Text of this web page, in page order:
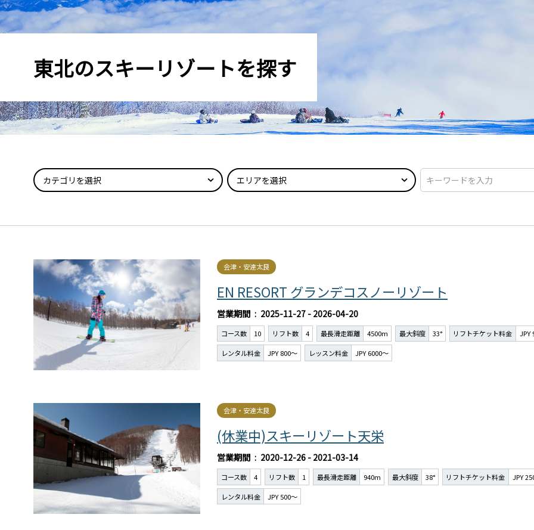
東北のスキーリゾートを探す
カテゴリを選択 エリアを選択
EN RESORT グランデコスノーリゾート
会津・安達太良
営業期間 2025-11-27 - 2026-04-20
コース数 10 リフト数 4 最長滑走距離 4500m 最大斜度 33° リフトチケット料金 JPY
レンタル料金 JPY 800～ レッスン料金 JPY 6000～
(休業中)スキーリゾート天栄
会津・安達太良
営業期間 2020-12-26 - 2021-03-14
コース数 4 リフト数 1 最長滑走距離 940m 最大斜度 38° リフトチケット料金 JPY
レンタル料金 JPY 500～